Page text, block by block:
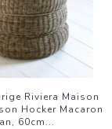
Riviera Maison
Hocker Macaron
60cm...